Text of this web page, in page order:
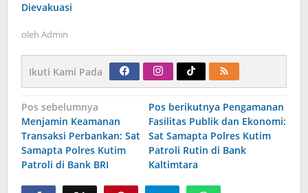
Dievakuasi
oleh Admin
Ikuti Kami Pada
Navigasi
pos
Pos sebelumnya
Menjamin Keamanan
Transaksi Perbankan: Sat
Samapta Polres Kutim
Patroli di Bank BRI
Pos berikutnya Pengamanan
Fasilitas Publik dan Ekonomi:
Sat Samapta Polres Kutim
Patroli Rutin di Bank
Kaltimtara